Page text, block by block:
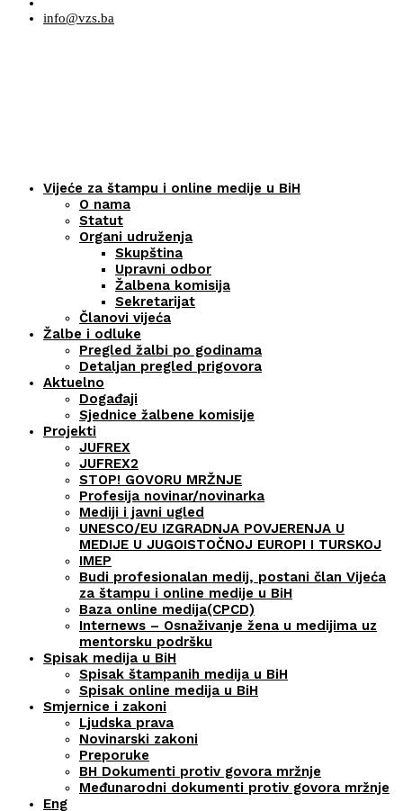
info@vzs.ba
Vijeće za štampu i online medije u BiH
O nama
Statut
Organi udruženja
Skupština
Upravni odbor
Žalbena komisija
Sekretarijat
Članovi vijeća
Žalbe i odluke
Pregled žalbi po godinama
Detaljan pregled prigovora
Aktuelno
Događaji
Sjednice žalbene komisije
Projekti
JUFREX
JUFREX2
STOP! GOVORU MRŽNJE
Profesija novinar/novinarka
Mediji i javni ugled
UNESCO/EU IZGRADNJA POVJERENJA U
MEDIJE U JUGOISTOČNOJ EUROPI I TURSKOJ
IMEP
Budi profesionalan medij, postani član Vijeća
za štampu i online medije u BiH
Baza online medija(CPCD)
Internews – Osnaživanje žena u medijima uz
mentorsku podršku
Spisak medija u BiH
Spisak štampanih medija u BiH
Spisak online medija u BiH
Smjernice i zakoni
Ljudska prava
Novinarski zakoni
Preporuke
BH Dokumenti protiv govora mržnje
Međunarodni dokumenti protiv govora mržnje
Eng